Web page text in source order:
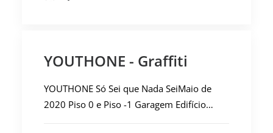
YOUTHONE - Graffiti
YOUTHONE Só Sei que Nada SeiMaio de
2020 Piso 0 e Piso -1 Garagem Edifício…